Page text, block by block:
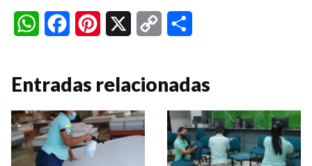
W
s
A
c
b
o
e
L
a
r
Entradas relacionadas